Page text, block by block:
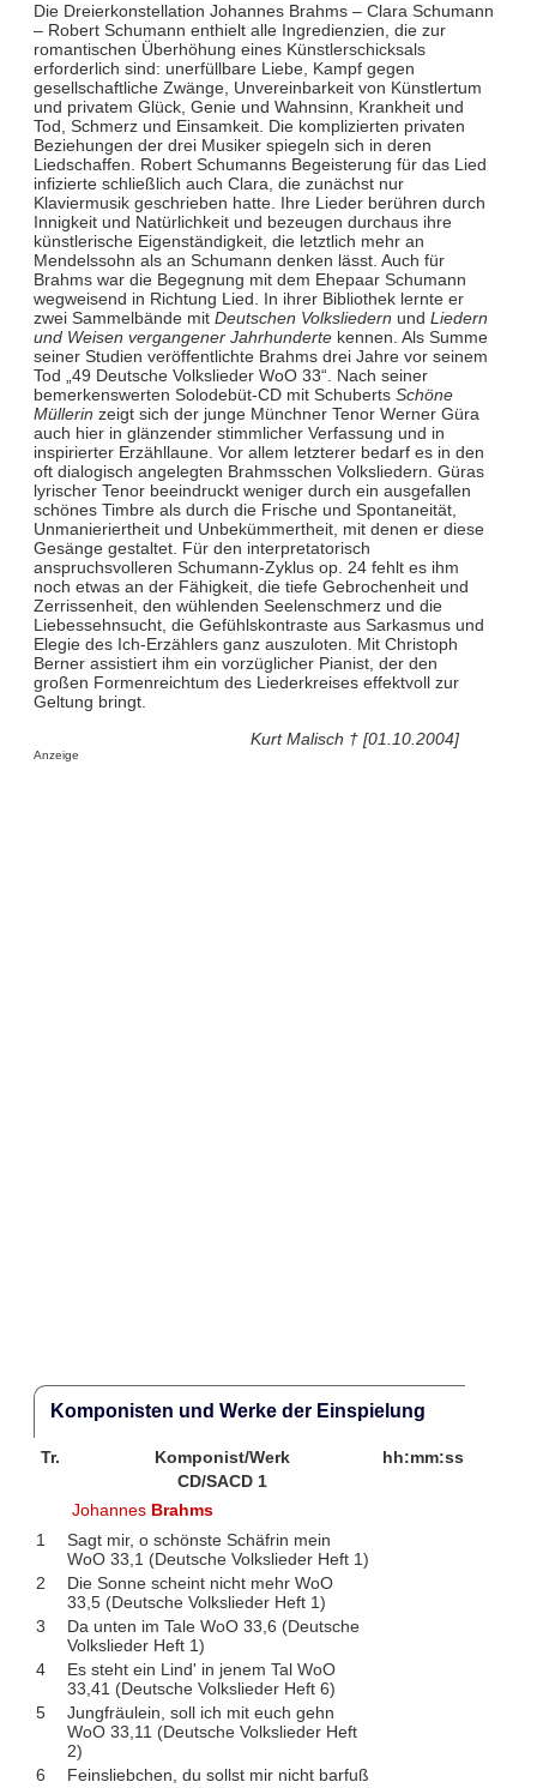
Die Dreierkonstellation Johannes Brahms – Clara Schumann
– Robert Schumann enthielt alle Ingredienzien, die zur
romantischen Überhöhung eines Künstlerschicksals
erforderlich sind: unerfüllbare Liebe, Kampf gegen
gesellschaftliche Zwänge, Unvereinbarkeit von Künstlertum
und privatem Glück, Genie und Wahnsinn, Krankheit und
Tod, Schmerz und Einsamkeit. Die komplizierten privaten
Beziehungen der drei Musiker spiegeln sich in deren
Liedschaffen. Robert Schumanns Begeisterung für das Lied
infizierte schließlich auch Clara, die zunächst nur
Klaviermusik geschrieben hatte. Ihre Lieder berühren durch
Innigkeit und Natürlichkeit und bezeugen durchaus ihre
künstlerische Eigenständigkeit, die letztlich mehr an
Mendelssohn als an Schumann denken lässt. Auch für
Brahms war die Begegnung mit dem Ehepaar Schumann
wegweisend in Richtung Lied. In ihrer Bibliothek lernte er
zwei Sammelbände mit Deutschen Volksliedern und Liedern
und Weisen vergangener Jahrhundertekennen. Als Summe
seiner Studien veröffentlichte Brahms drei Jahre vor seinem
Tod „49 Deutsche Volkslieder WoO 33“. Nach seiner
bemerkenswerten Solodebüt-CD mit Schuberts Schöne
Müllerin zeigt sich der junge Münchner Tenor Werner Güra
auch hier in glänzender stimmlicher Verfassung und in
inspirierter Erzähllaune. Vor allem letzterer bedarf es in den
oft dialogisch angelegten Brahmsschen Volksliedern. Güras
lyrischer Tenor beeindruckt weniger durch ein ausgefallen
schönes Timbre als durch die Frische und Spontaneität,
Unmanieriertheit und Unbekümmertheit, mit denen er diese
Gesänge gestaltet. Für den interpretatorisch
anspruchsvolleren Schumann-Zyklus op. 24 fehlt es ihm
noch etwas an der Fähigkeit, die tiefe Gebrochenheit und
Zerrissenheit, den wühlenden Seelenschmerz und die
Liebessehnsucht, die Gefühlskontraste aus Sarkasmus und
Elegie des Ich-Erzählers ganz auszuloten. Mit Christoph
Berner assistiert ihm ein vorzüglicher Pianist, der den
großen Formenreichtum des Liederkreises effektvoll zur
Geltung bringt.
Kurt Malisch † [01.10.2004]
Anzeige
Komponisten und Werke der Einspielung
Tr. Komponist/Werk
hh:mm:ss
CD/SACD 1
Johannes Brahms
1
Sagt mir, o schönste Schäfrin mein
WoO 33,1 (Deutsche Volkslieder Heft 1)
2
Die Sonne scheint nicht mehr WoO
33,5 (Deutsche Volkslieder Heft 1)
3
Da unten im Tale WoO 33,6 (Deutsche
Volkslieder Heft 1)
4
Es steht ein Lind' in jenem Tal WoO
33,41 (Deutsche Volkslieder Heft 6)
5
Jungfräulein, soll ich mit euch gehn
WoO 33,11 (Deutsche Volkslieder Heft
2)
6
Feinsliebchen, du sollst mir nicht barfuß